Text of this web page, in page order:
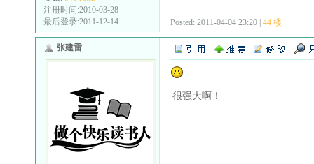
注册时间:2010-03-28
最后登录:2011-12-14
Posted: 2011-04-04 23:20 | 44 楼
张建雷
很强大啊！